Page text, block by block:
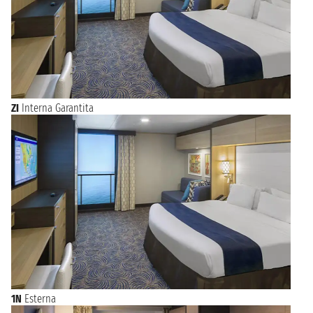
ZI Interna Garantita
1N Esterna